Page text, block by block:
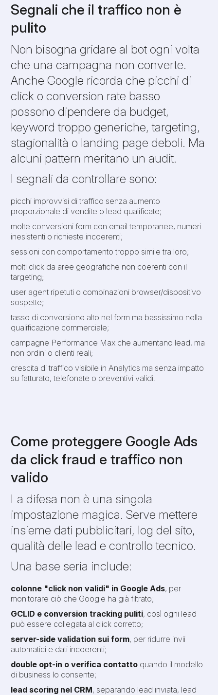
Segnali che il traffico non è
pulito
Non bisogna gridare al bot ogni volta
che una campagna non converte.
Anche Google ricorda che picchi di
click o conversion rate basso
possono dipendere da budget,
keyword troppo generiche, targeting,
stagionalità o landing page deboli. Ma
alcuni pattern meritano un audit.
I segnali da controllare sono:
picchi improvvisi di traffico senza aumento
proporzionale di vendite o lead qualificate;
molte conversioni form con email temporanee, numeri
inesistenti o richieste incoerenti;
sessioni con comportamento troppo simile tra loro;
molti click da aree geografiche non coerenti con il
targeting;
user agent ripetuti o combinazioni browser/dispositivo
sospette;
tasso di conversione alto nel form ma bassissimo nella
qualificazione commerciale;
campagne Performance Max che aumentano lead, ma
non ordini o clienti reali;
crescita di traffico visibile in Analytics ma senza impatto
su fatturato, telefonate o preventivi validi.
Come proteggere Google Ads
da click fraud e traffico non
valido
La difesa non è una singola
impostazione magica. Serve mettere
insieme dati pubblicitari, log del sito,
qualità delle lead e controllo tecnico.
Una base seria include:
colonne "click non validi" in Google Ads, per
monitorare ciò che Google ha già filtrato;
GCLID e conversion tracking puliti, così ogni lead
può essere collegata al click corretto;
server-side validation sui form, per ridurre invii
automatici e dati incoerenti;
double opt-in o verifica contatto quando il modello
di business lo consente;
lead scoring nel CRM, separando lead inviata, lead